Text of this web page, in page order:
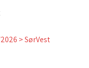
> SørVest